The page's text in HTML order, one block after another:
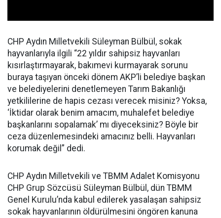
CHP Aydın Milletvekili Süleyman Bülbül, sokak
hayvanlarıyla ilgili “22 yıldır sahipsiz hayvanları
kısırlaştırmayarak, bakımevi kurmayarak sorunu
buraya taşıyan önceki dönem AKP’li belediye başkan
ve belediyelerini denetlemeyen Tarım Bakanlığı
yetkililerine de hapis cezası verecek misiniz? Yoksa,
‘İktidar olarak benim amacım, muhalefet belediye
başkanlarını sopalamak’ mı diyeceksiniz? Böyle bir
ceza düzenlemesindeki amacınız belli. Hayvanları
korumak değil” dedi.
CHP Aydın Milletvekili ve TBMM Adalet Komisyonu
CHP Grup Sözcüsü Süleyman Bülbül, dün TBMM
Genel Kurulu’nda kabul edilerek yasalaşan sahipsiz
sokak hayvanlarının öldürülmesini öngören kanuna